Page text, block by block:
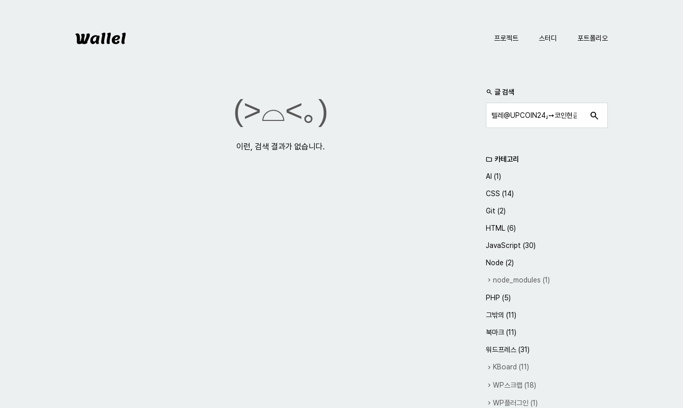
Wallel 네비게이션
프로젝트 스터디 포트폴리오
(>⌓<｡)
이런, 검색 결과가 없습니다.
사이드바
search 글 검색
search
folder 카테고리
AI (1)
CSS (14)
Git (2)
HTML (6)
JavaScript (30)
Node (2)
node_modules (1)
PHP (5)
그밖의 (11)
북마크 (11)
워드프레스 (31)
KBoard (11)
WP스크랩 (18)
WP플러그인 (1)